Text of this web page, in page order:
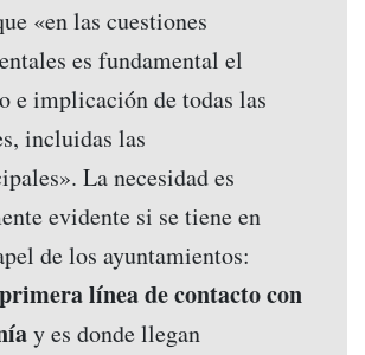
«en las cuestiones
es fundamental el
e implicación de todas las
incluidas las
La necesidad es
evidente si se tiene en
de los ayuntamientos:
línea de contacto con
y es donde llegan